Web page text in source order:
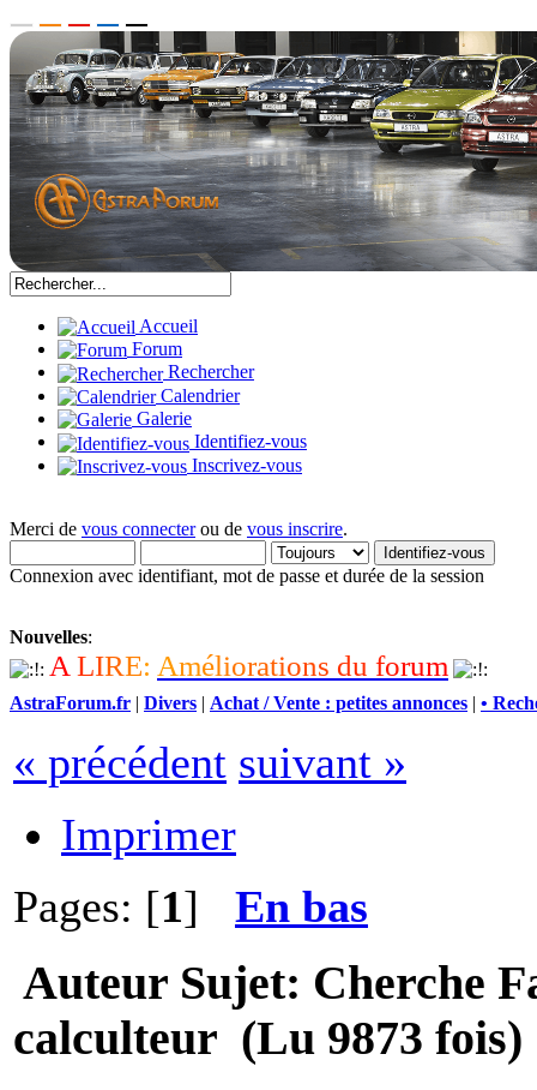
Accueil
Forum
Rechercher
Calendrier
Galerie
Identifiez-vous
Inscrivez-vous
Merci de vous connecterou de vous inscrire.
Connexion avec identifiant, mot de passe et durée de la session
Nouvelles:
A LIRE: Améliorations du forum
AstraForum.fr | Divers | Achat / Vente : petites annonces | •
« précédent suivant »
Imprimer
Pages: [1] En bas
Auteur Sujet: Cherche
calculteur (Lu 9873 fois)